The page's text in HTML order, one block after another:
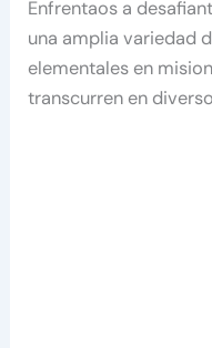
Enfrentaos a
una amplia variedad
elementales en
transcurren en